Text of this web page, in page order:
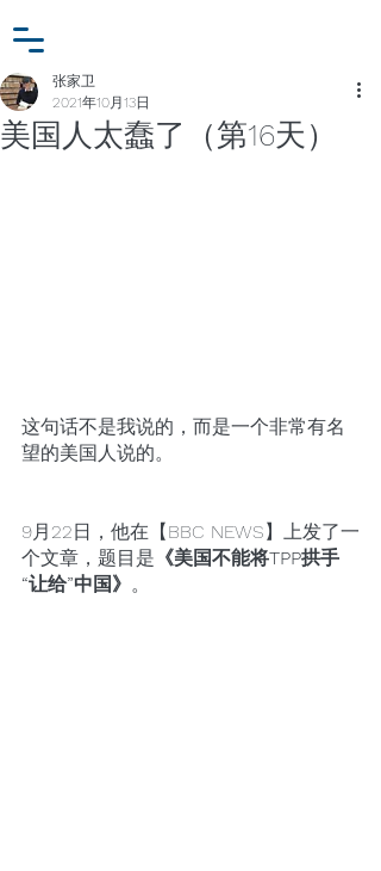
美国人太蠢了（第16天）
张家卫
2021年10月13日
这句话不是我说的，而是一个非常有名
望的美国人说的。
9月22日，他在【BBC NEWS】上发了一
个文章，题目是 《美国不能将TPP拱手
“让给”中国》 。